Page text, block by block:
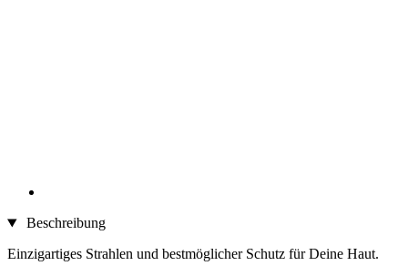
Beschreibung
Einzigartiges Strahlen und bestmöglicher Schutz für Deine Haut.